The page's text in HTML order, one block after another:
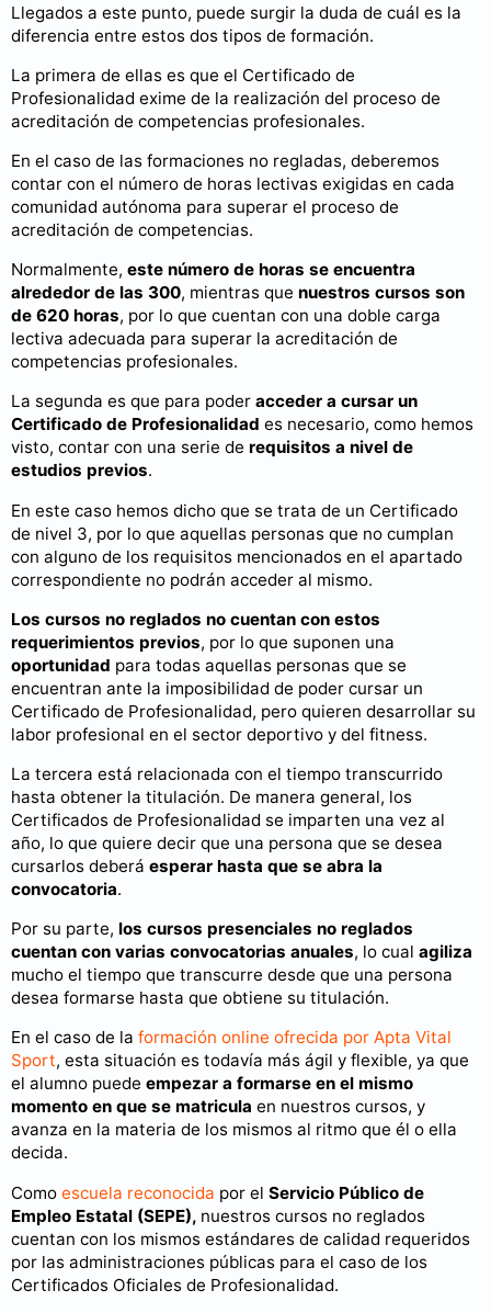
Llegados a este punto, puede surgir la duda de cuál es la
diferencia entre estos dos tipos de formación.
La primera de ellas es que el Certificado de
Profesionalidad exime de la realización del proceso de
acreditación de competencias profesionales.
En el caso de las formaciones no regladas, deberemos
contar con el número de horas lectivas exigidas en cada
comunidad autónoma para superar el proceso de
acreditación de competencias.
Normalmente, este número de horas se encuentra
alrededor de las 300, mientras que nuestros cursos son
de 620 horas, por lo que cuentan con una doble carga
lectiva adecuada para superar la acreditación de
competencias profesionales.
La segunda es que para poder acceder a cursar un
Certificado de Profesionalidad es necesario, como hemos
visto, contar con una serie de requisitos a nivel de
estudios previos.
En este caso hemos dicho que se trata de un Certificado
de nivel 3, por lo que aquellas personas que no cumplan
con alguno de los requisitos mencionados en el apartado
correspondiente no podrán acceder al mismo.
Los cursos no reglados no cuentan con estos
requerimientos previos, por lo que suponen una
oportunidad para todas aquellas personas que se
encuentran ante la imposibilidad de poder cursar un
Certificado de Profesionalidad, pero quieren desarrollar su
labor profesional en el sector deportivo y del fitness.
La tercera está relacionada con el tiempo transcurrido
hasta obtener la titulación. De manera general, los
Certificados de Profesionalidad se imparten una vez al
año, lo que quiere decir que una persona que se desea
cursarlos deberá esperar hasta que se abra la
convocatoria.
Por su parte, los cursos presenciales no reglados
cuentan con varias convocatorias anuales, lo cual agiliza
mucho el tiempo que transcurre desde que una persona
desea formarse hasta que obtiene su titulación.
En el caso de la formación online ofrecida por Apta Vital
Sport, esta situación es todavía más ágil y flexible, ya que
el alumno puede empezar a formarse en el mismo
momento en que se matricula en nuestros cursos, y
avanza en la materia de los mismos al ritmo que él o ella
decida.
Como escuela reconocida por el Servicio Público de
Empleo Estatal (SEPE), nuestros cursos no reglados
cuentan con los mismos estándares de calidad requeridos
por las administraciones públicas para el caso de los
Certificados Oficiales de Profesionalidad.